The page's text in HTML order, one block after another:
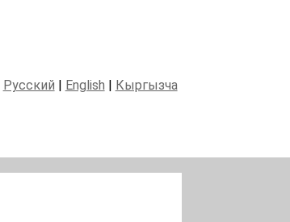
Русский | English | Кыргызча